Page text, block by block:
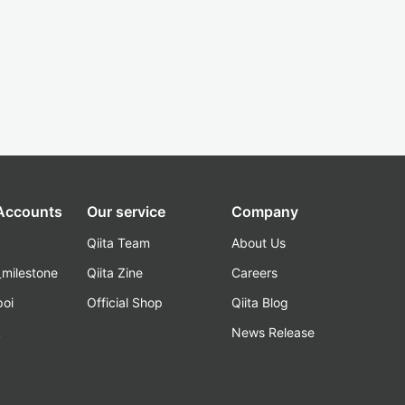
Our service
Qiita Team
Qiita Zine
Official Shop
Company
About Us
Careers
Qiita Blog
News Release